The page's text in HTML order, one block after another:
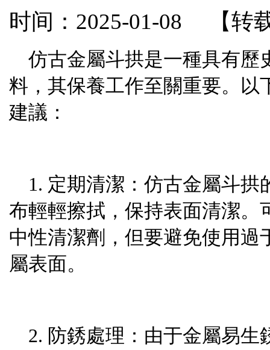
时间：2025-01-08 【转
仿古金屬斗拱是一種具有歷
料，其保養工作至關重要。以
建議：
1. 定期清潔：仿古金屬斗
布輕輕擦拭，保持表面清潔。
中性清潔劑，但要避免使用
屬表面。
2. 防銹處理：由于金屬易